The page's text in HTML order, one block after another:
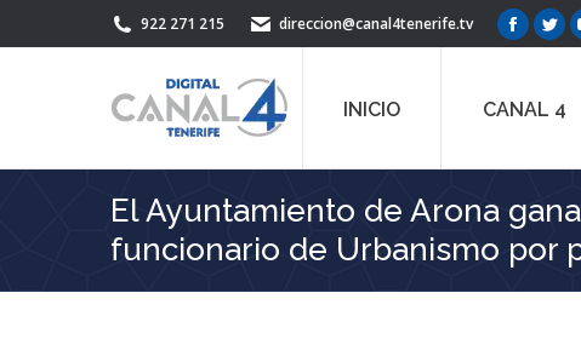
922 271 215 direccion@canal4tenerife.tv
opens
newnew
INICIO CANAL 4
El Ayuntamiento de Arona
funcionario de Urbanismo por